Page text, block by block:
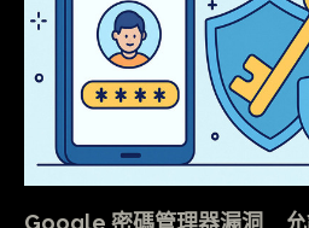
Google 密碼管理器漏洞 允